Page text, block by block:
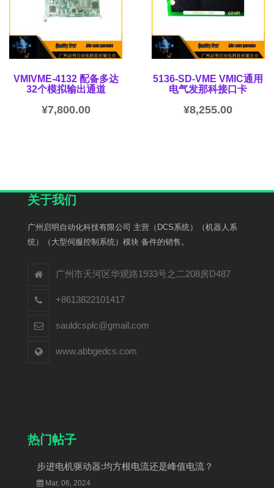
VMIVME-4132 配备多达
32个模拟输出通道
¥7,800.00
5136-SD-VME VMIC通用
电气发那科接口卡
¥8,255.00
关于我们
广州启明自动化科技有限公司 主营（DCS系统）（机器人系
统）（大型伺服控制系统）模块 备件的销售。
广州市天河区华观路1933号之二208房D487
+8613822101417
sauldcsplc@gmail.com
www.abbgedcs.com
热门帖子
步进电机驱动器:均方根电流还是峰值电流？
Mar, 06, 2024